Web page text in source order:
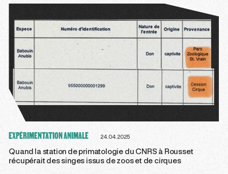
EXPÉRIMENTATION ANIMALE 24.04.2025
Quand la station de primatologie du CNRS à Rousset
récupérait des singes issus de zoos et de cirques